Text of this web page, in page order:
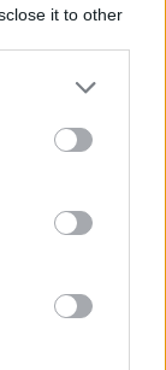
it to other
more Google
may click to
tags to
below Google
ισχύουν
και τα